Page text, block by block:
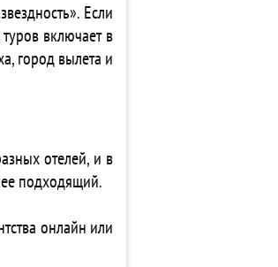
Если
включает в
город вылета и
отелей, и в
подходящий.
онлайн или